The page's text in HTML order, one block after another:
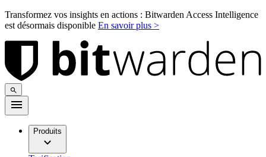
Transformez vos insights en actions : Bitwarden Access Intelligence
est désormais disponible En savoir plus >
Produits